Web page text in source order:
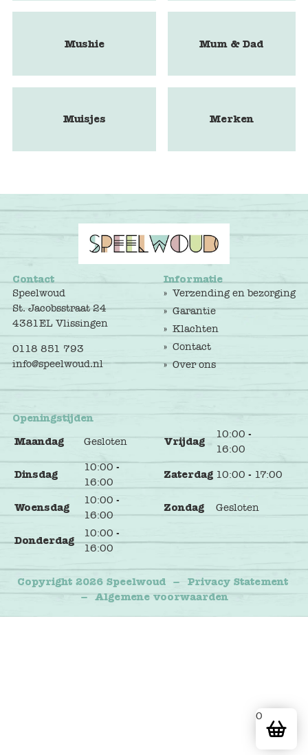
Mushie Mum & Dad
Muisjes Merken
0
Contact
Speelwoud
St. Jacobsstraat 24
4381EL Vlissingen
0118 851 793
info@speelwoud.nl
Informatie
Verzending en bezorging
Garantie
Klachten
Contact
Over ons
Openingstijden
Maandag
Gesloten Vrijdag
10:00 -
16:00
Dinsdag
10:00 -
16:00
Zaterdag 10:00 - 17:00
Woensdag
10:00 -
16:00
Zondag Gesloten
Donderdag
10:00 -
16:00
Copyright 2026 Speelwoud –
Privacy Statement
– Algemene voorwaarden